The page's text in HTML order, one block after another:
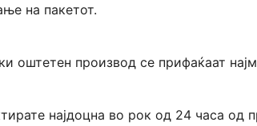
на пакетот.
оштетен производ се прифаќаат
најдоцна во рок од 24 часа од